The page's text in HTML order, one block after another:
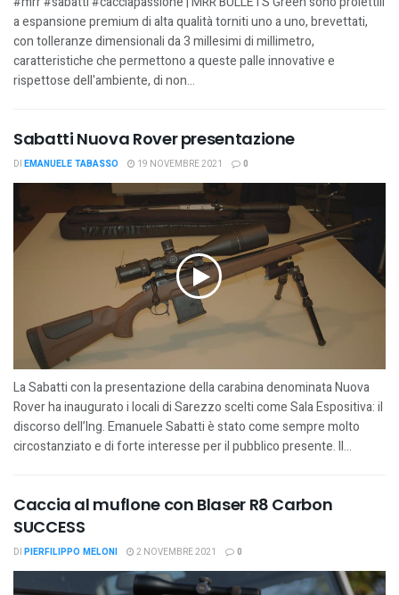
a espansione premium di alta qualità torniti uno a uno, brevettati,
con tolleranze dimensionali da 3 millesimi di millimetro,
caratteristiche che permettono a queste palle innovative e
rispettose dell'ambiente, di non...
Sabatti Nuova Rover presentazione
DI EMANUELE TABASSO 19 NOVEMBRE 2021 0
La Sabatti con la presentazione della carabina denominata Nuova
Rover ha inaugurato i locali di Sarezzo scelti come Sala Espositiva: il
discorso dell’Ing. Emanuele Sabatti è stato come sempre molto
circostanziato e di forte interesse per il pubblico presente. Il...
Caccia al muflone con Blaser R8 Carbon
SUCCESS
DI PIERFILIPPO MELONI 2 NOVEMBRE 2021 0